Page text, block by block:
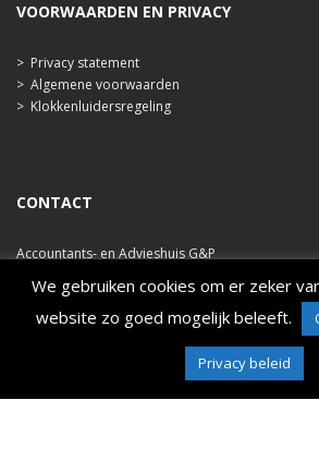
VOORWAARDEN EN PRIVACY
> Privacy statement
> Algemene voorwaarden
> Klokkenluidersregeling
CONTACT
Accountants- en Advieshuis G&P
Ooststraat 47b
4421 EA Kapelle
tel. 0113 348 786
We gebruiken cookies om er zeker
website zo goed mogelijk beleeft.
Privacy beleid